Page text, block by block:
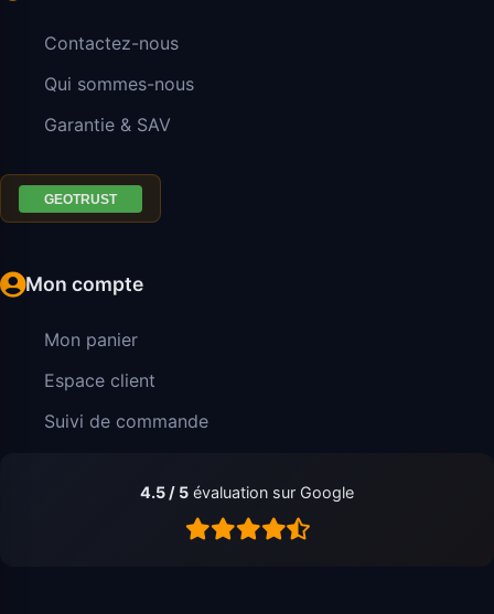
Contactez-nous
Qui sommes-nous
Garantie & SAV
Mon compte
Mon panier
Espace client
Suivi de commande
4.5 / 5 évaluation sur Google